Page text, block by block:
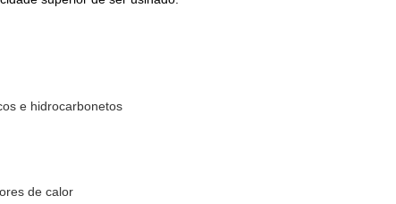
e hidrocarbonetos
de calor